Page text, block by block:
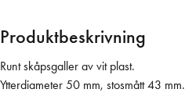
l
e
r
Produktbeskrivning
Runt skåpsgaller av vit plast.
Ytterdiameter 50 mm, stosmått 43 mm.